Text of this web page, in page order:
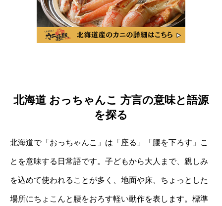
北海道 おっちゃんこ 方言の意味と語源
を探る
北海道で「おっちゃんこ」は「座る」「腰を下ろす」こ
とを意味する日常語です。子どもから大人まで、親しみ
を込めて使われることが多く、地面や床、ちょっとした
場所にちょこんと腰をおろす軽い動作を表します。標準